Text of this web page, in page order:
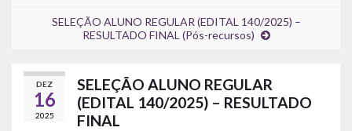
SELEÇÃO ALUNO REGULAR (EDITAL 140/2025) –
RESULTADO FINAL (Pós-recursos)
DEZ
16
2025
SELEÇÃO ALUNO REGULAR
(EDITAL 140/2025) – RESULTADO
FINAL